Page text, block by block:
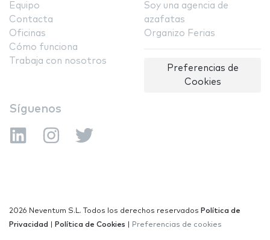
Equipo
Contacta
Oficinas
Cómo funciona
Trabaja con nosotros
Soy una agencia de
azafatas
Organizo Ferias
Preferencias de
Cookies
Síguenos
2026 Neventum S.L. Todos los derechos reservados Política de
Privacidad
Política de Cookies Preferencias de cookies